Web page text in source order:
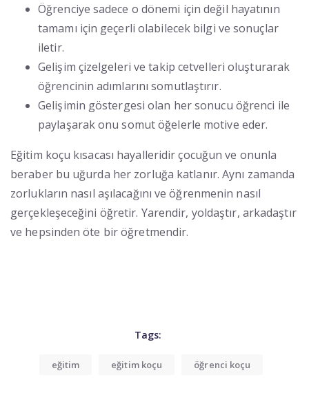
Öğrenciye sadece o dönemi için değil hayatının
tamamı için geçerli olabilecek bilgi ve sonuçlar
iletir.
Gelişim çizelgeleri ve takip cetvelleri oluşturarak
öğrencinin adımlarını somutlaştırır.
Gelişimin göstergesi olan her sonucu öğrenci ile
paylaşarak onu somut öğelerle motive eder.
Eğitim koçu kısacası hayalleridir çocuğun ve onunla
beraber bu uğurda her zorluğa katlanır. Aynı zamanda
zorlukların nasıl aşılacağını ve öğrenmenin nasıl
gerçekleşeceğini öğretir. Yarendir, yoldaştır, arkadaştır
ve hepsinden öte bir öğretmendir.
Tags:
eğitim eğitim koçu öğrenci koçu